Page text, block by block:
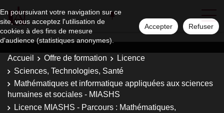
En poursuivant votre navigation sur ce
site, vous acceptez l'utilisation de
cookies à des fins de mesure
d'audience (statistiques anonymes).
Accepter Refuser
Accueil Offre de formation
Licence
Sciences, Technologies, Santé
Mathématiques et informatique appliquées aux sciences
humaines et sociales - MIASHS
Licence MIASHS - Parcours : Mathématiques,